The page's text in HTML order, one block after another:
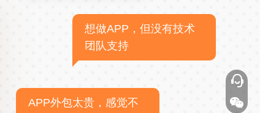
想做APP，但没有技术
团队支持
APP外包太贵，感觉不